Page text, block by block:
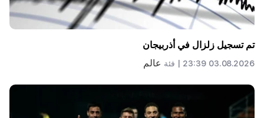
تم تسجيل زلزال في أذربيجان
03.08.2026 23:39 | فئة عالم